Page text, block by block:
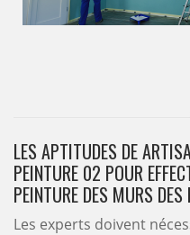
LES APTITUDES DE
PEINTURE 02 POUR
PEINTURE DES MURS
Les experts doivent